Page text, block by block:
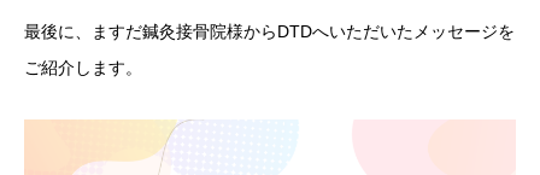
最後に、ますだ鍼灸接骨院様からDTDへいただいたメッセージを
ご紹介します。